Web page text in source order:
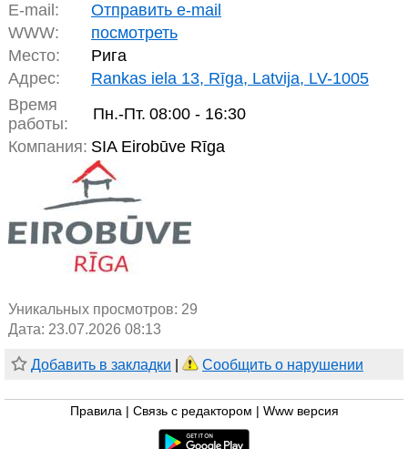
E-mail:
Отправить e-mail
WWW:
посмотреть
Место:
Рига
Адрес:
Rankas iela 13, Rīga, Latvija, LV-1005
Время
работы:
Пн.-Пт. 08:00 - 16:30
Компания: SIA Eirobūve Rīga
Уникальных просмотров: 29
Дата: 23.07.2026 08:13
Добавить в закладки Сообщить о нарушении
Правила Связь с редактором Www версия